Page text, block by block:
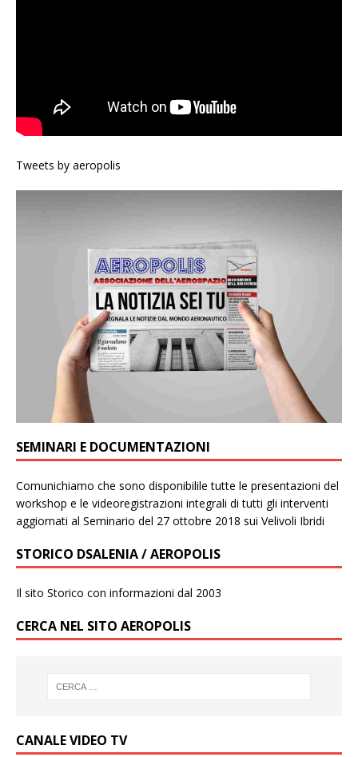
Tweets by aeropolis
SEMINARI E DOCUMENTAZIONI
Comunichiamo che sono disponibilile tutte le presentazioni del
workshop e le videoregistrazioni integrali di tutti gli interventi
aggiornati al Seminario del 27 ottobre 2018 sui Velivoli Ibridi
STORICO DSALENIA / AEROPOLIS
Il sito Storico con informazioni dal 2003
CERCA NEL SITO AEROPOLIS
CANALE VIDEO TV